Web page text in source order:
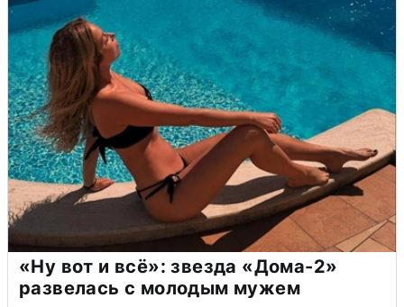
«Ну вот и всё»: звезда «Дома-2»
развелась с молодым мужем